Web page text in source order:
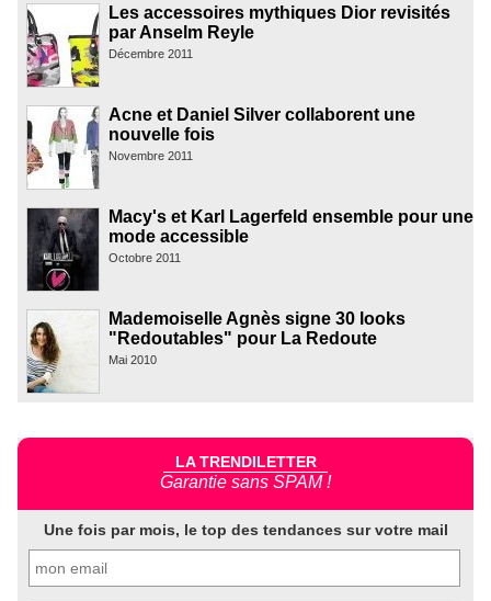
Les accessoires mythiques Dior revisités
par Anselm Reyle
Décembre 2011
Acne et Daniel Silver collaborent une
nouvelle fois
Novembre 2011
Macy's et Karl Lagerfeld ensemble pour une
mode accessible
Octobre 2011
Mademoiselle Agnès signe 30 looks
"Redoutables" pour La Redoute
Mai 2010
LA TRENDILETTER
Garantie sans SPAM !
Une fois par mois, le top des tendances sur votre mail